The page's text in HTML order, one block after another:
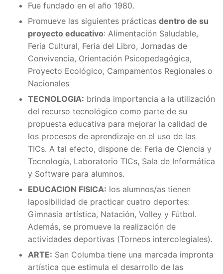
Fue fundado en el año 1980.
Promueve las siguientes prácticas dentro de su
proyecto educativo: Alimentación Saludable,
Feria Cultural, Feria del Libro, Jornadas de
Convivencia, Orientación Psicopedagógica,
Proyecto Ecológico, Campamentos Regionales o
Nacionales
TECNOLOGIA: brinda importancia a la utilización
del recurso tecnológico como parte de su
propuesta educativa para mejorar la calidad de
los procesos de aprendizaje en el uso de las
TICs. A tal efecto, dispone de: Feria de Ciencia y
Tecnología, Laboratorio TICs, Sala de Informática
y Software para alumnos.
EDUCACION FISICA: los alumnos/as tienen
laposibilidad de practicar cuatro deportes:
Gimnasia artística, Natación, Volley y Fútbol.
Además, se promueve la realización de
actividades deportivas (Torneos intercolegiales).
ARTE: San Columba tiene una marcada impronta
artística que estimula el desarrollo de las